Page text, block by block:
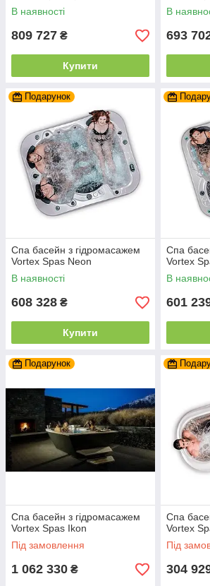
В наявності
809 727 ₴
Купити
В
693
Подарунок
Спа басейн з гідромасажем
Vortex Spas Neon
В наявності
608 328 ₴
Купити
Спа
Vortex
В
601
Подарунок
Спа басейн з гідромасажем
Vortex Spas Ikon
Під замовлення
1 062 330 ₴
Спа
Vortex
Під
304